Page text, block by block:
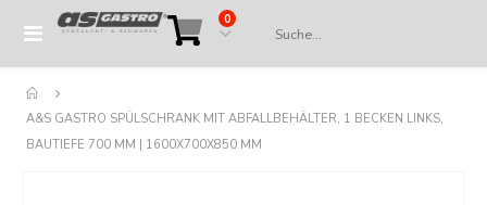
Navigation
Cart
0Artikel
A&S GASTRO SPÜLSCHRANK MIT ABFALLBEHÄLTER, 1 BECKEN LINKS,
BAUTIEFE 700 MM | 1600X700X850 MM